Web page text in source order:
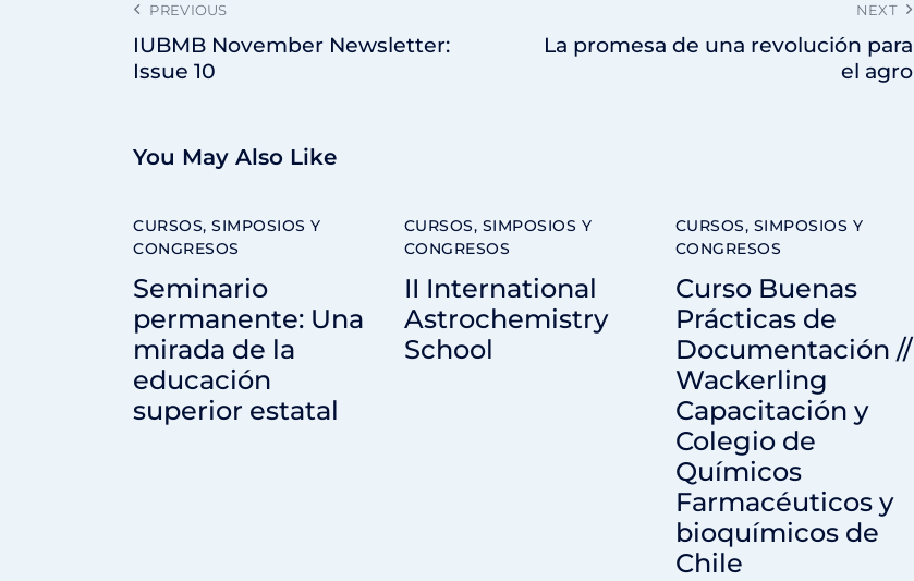
PREVIOUS
IUBMB November Newsletter:
Issue 10
NEXT
La promesa de una revolución para
el agro
You May Also Like
CURSOS, SIMPOSIOS Y
CONGRESOS
Seminario
permanente: Una
mirada de la
educación
superior estatal
CURSOS, SIMPOSIOS Y
CONGRESOS
II International
Astrochemistry
School
CURSOS, SIMPOSIOS Y
CONGRESOS
Curso Buenas
Prácticas de
Documentación //
Wackerling
Capacitación y
Colegio de
Químicos
Farmacéuticos y
bioquímicos de
Chile